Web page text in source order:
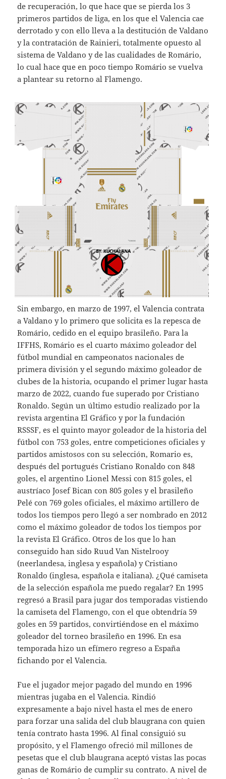
de recuperación, lo que hace que se pierda los 3
primeros partidos de liga, en los que el Valencia cae
derrotado y con ello lleva a la destitución de Valdano
y la contratación de Rainieri, totalmente opuesto al
sistema de Valdano y de las cualidades de Romário,
lo cual hace que en poco tiempo Romário se vuelva
a plantear su retorno al Flamengo.
Sin embargo, en marzo de 1997, el Valencia contrata
a Valdano y lo primero que solicita es la repesca de
Romário, cedido en el equipo brasileño. Para la
IFFHS, Romário es el cuarto máximo goleador del
fútbol mundial en campeonatos nacionales de
primera división y el segundo máximo goleador de
clubes de la historia, ocupando el primer lugar hasta
marzo de 2022, cuando fue superado por Cristiano
Ronaldo. Según un último estudio realizado por la
revista argentina El Gráfico y por la fundación
RSSSF, es el quinto mayor goleador de la historia del
fútbol con 753 goles, entre competiciones oficiales y
partidos amistosos con su selección, Romario es,
después del portugués Cristiano Ronaldo con 848
goles, el argentino Lionel Messi con 815 goles, el
austríaco Josef Bican con 805 goles y el brasileño
Pelé con 769 goles oficiales, el máximo artillero de
todos los tiempos pero llegó a ser nombrado en 2012
como el máximo goleador de todos los tiempos por
la revista El Gráfico. Otros de los que lo han
conseguido han sido Ruud Van Nistelrooy
(neerlandesa, inglesa y española) y Cristiano
Ronaldo (inglesa, española e italiana). ¿Qué camiseta
de la selección española me puedo regalar? En 1995
regresó a Brasil para jugar dos temporadas vistiendo
la camiseta del Flamengo, con el que obtendría 59
goles en 59 partidos, convirtiéndose en el máximo
goleador del torneo brasileño en 1996. En esa
temporada hizo un efímero regreso a España
fichando por el Valencia.
Fue el jugador mejor pagado del mundo en 1996
mientras jugaba en el Valencia. Rindió
expresamente a bajo nivel hasta el mes de enero
para forzar una salida del club blaugrana con quien
tenía contrato hasta 1996. Al final consiguió su
propósito, y el Flamengo ofreció mil millones de
pesetas que el club blaugrana aceptó vistas las pocas
ganas de Romário de cumplir su contrato. A nivel de